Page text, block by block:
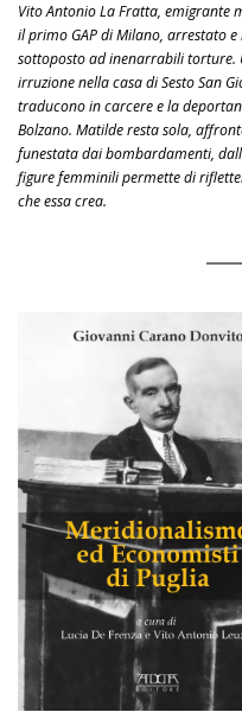
Vito Antonio La Fratta, emigrante
il primo GAP di Milano, arrestato
sottoposto ad inenarrabili torture.
irruzione nella casa di Sesto San
traducono in carcere e la
Bolzano. Matilde resta sola,
funestata dai bombardamenti,
figure femminili permette di
che essa crea.